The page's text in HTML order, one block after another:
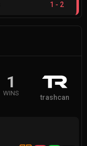
1 - 2
1
WINS
trashcan